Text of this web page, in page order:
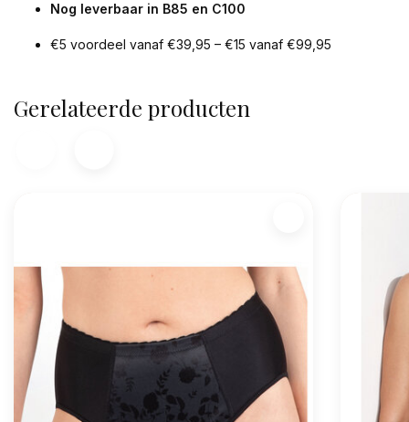
Nog leverbaar in B85 en C100
€5 voordeel vanaf €39,95 – €15 vanaf €99,95
Gerelateerde producten